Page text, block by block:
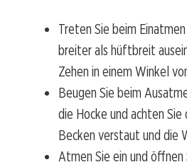
Treten Sie beim
breiter als hüftbreit
Zehen in einem Winkel
Beugen Sie beim
die Hocke und achten Sie
Becken verstaut und die
Atmen Sie ein und